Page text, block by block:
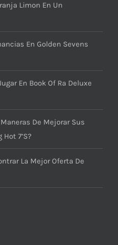
Limon En Un
En Golden Sevens
En Book Of Ra Deluxe
De Mejorar Sus
7’S?
La Mejor Oferta De